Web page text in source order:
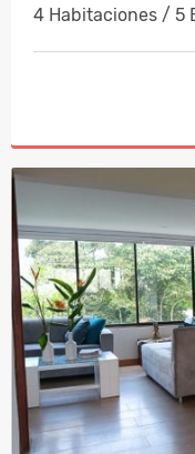
4 Habitaciones / 5